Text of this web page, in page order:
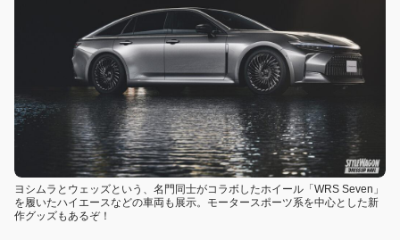
ヨシムラとウェッズという、名門同士がコラボしたホイール「WRS Seven」
を履いたハイエースなどの車両も展示。モータースポーツ系を中心とした新
作グッズもあるぞ！